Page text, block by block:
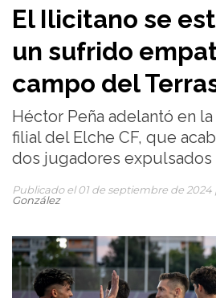
El Ilicitano se
un sufrido
campo del
Héctor Peña adelantó en
filial del Elche CF, que
dos jugadores expulsados
Publicado el 01 de septiembre de 2024
González